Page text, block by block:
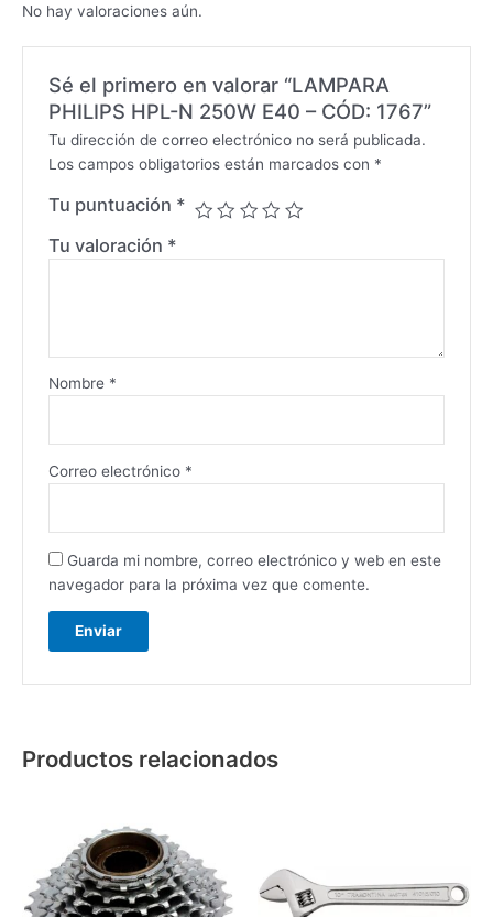
No hay valoraciones aún.
Sé el primero en valorar “LAMPARA
PHILIPS HPL-N 250W E40 – CÓD: 1767”
Tu dirección de correo electrónico no será publicada.
Los campos obligatorios están marcados con *
Tu puntuación *
Tu valoración *
Nombre *
Correo electrónico *
Guarda mi nombre, correo electrónico y web en este
navegador para la próxima vez que comente.
Productos relacionados